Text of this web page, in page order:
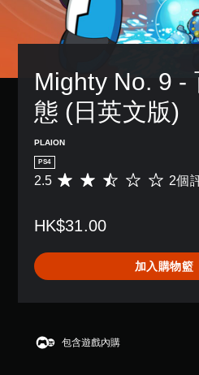
Mighty No. 9 -
態 (日英文版)
PLAION
PS4
平
分
2
.
滿
2.5 2個
HK$31.00
加入購物籃
包含遊戲內購